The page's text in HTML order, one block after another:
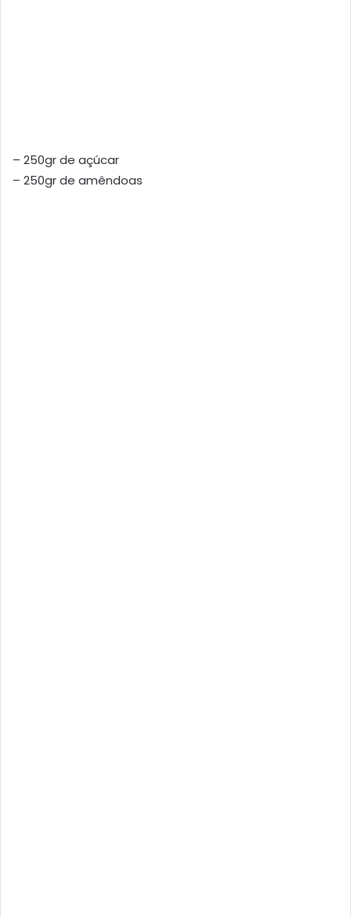
– 250gr de açúcar
– 250gr de amêndoas